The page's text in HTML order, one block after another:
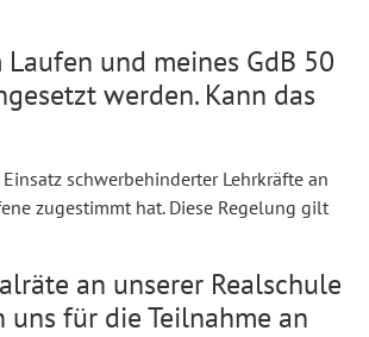
und meines GdB 50
werden. Kann das
schwerbehinderter Lehrkräfte an
zugestimmt hat. Diese Regelung gilt
an unserer Realschule
für die Teilnahme an